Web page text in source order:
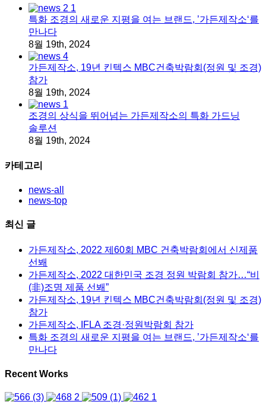
특화 조경의 새로운 지평을 여는 브랜드, ’가든제작소‘를
만나다
8월 19th, 2024
가든제작소, 19년 킨텍스 MBC건축박람회(정원 및 조경)
참가
8월 19th, 2024
조경의 상식을 뛰어넘는 가든제작소의 특화 가드닝
솔루션
8월 19th, 2024
카테고리
news-all
news-top
최신 글
가든제작소, 2022 제60회 MBC 건축박람회에서 신제품
선봬
가든제작소, 2022 대한민국 조경 정원 박람회 참가…“비
(非)조명 제품 선봬”
가든제작소, 19년 킨텍스 MBC건축박람회(정원 및 조경)
참가
가든제작소, IFLA 조경·정원박람회 참가
특화 조경의 새로운 지평을 여는 브랜드, ’가든제작소‘를
만나다
Recent Works